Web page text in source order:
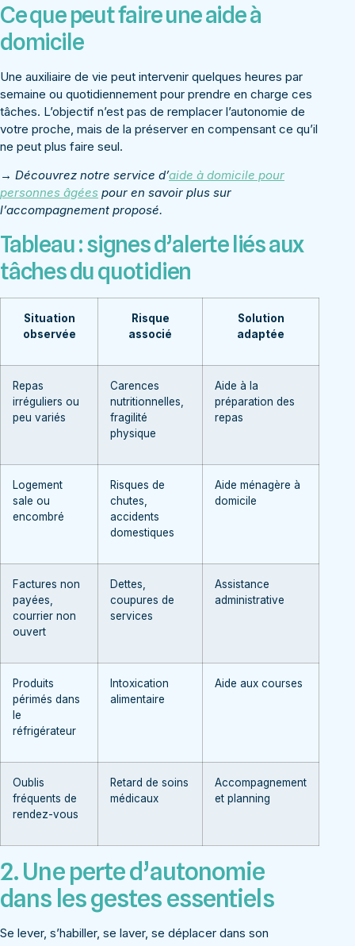
Ce que peut faire une aide à
domicile
Une auxiliaire de vie peut intervenir quelques heures par
semaine ou quotidiennement pour prendre en charge ces
tâches. L’objectif n’est pas de remplacer l’autonomie de
votre proche, mais de la préserver en compensant ce qu’il
ne peut plus faire seul.
→ Découvrez notre service d’aide à domicile pour
personnes âgées pour en savoir plus sur
l’accompagnement proposé.
Tableau : signes d’alerte liés aux
tâches du quotidien
Situation
observée
Risque
associé
Solution
adaptée
Repas
irréguliers ou
peu variés
Carences
nutritionnelles,
fragilité
physique
Aide à la
préparation des
repas
Logement
sale ou
encombré
Risques de
chutes,
accidents
domestiques
Aide ménagère à
domicile
Factures non
payées,
courrier non
ouvert
Dettes,
coupures de
services
Assistance
administrative
Produits
périmés dans
le
réfrigérateur
Intoxication
alimentaire
Aide aux courses
Oublis
fréquents de
rendez-vous
Retard de soins
médicaux
Accompagnement
et planning
2. Une perte d’autonomie
dans les gestes essentiels
Se lever, s’habiller, se laver, se déplacer dans son